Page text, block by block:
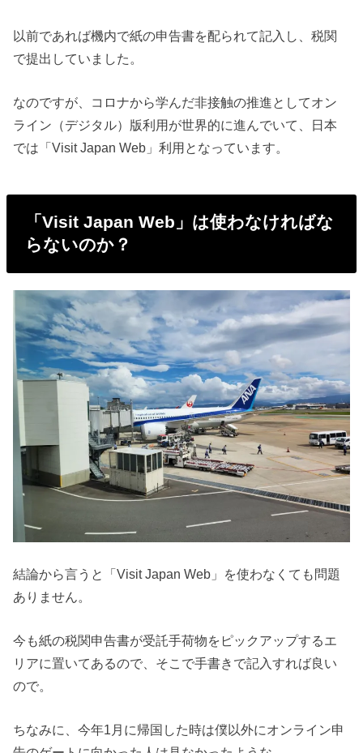
以前であれば機内で紙の申告書を配られて記入し、税関
で提出していました。
なのですが、コロナから学んだ非接触の推進としてオン
ライン（デジタル）版利用が世界的に進んでいて、日本
では「Visit Japan Web」利用となっています。
「Visit Japan Web」は使わなければな
らないのか？
結論から言うと「Visit Japan Web」を使わなくても問題
ありません。
今も紙の税関申告書が受託手荷物をピックアップするエ
リアに置いてあるので、そこで手書きで記入すれば良い
ので。
ちなみに、今年1月に帰国した時は僕以外にオンライン申